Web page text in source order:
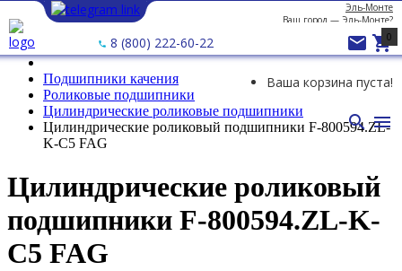
Эль-Монте
Ваш город — Эль-Монте?
8 (800) 222-60-22  
0
Ваша корзина пуста!
 
Подшипники качения
Роликовые подшипники
Цилиндрические роликовые подшипники
Цилиндрические роликовый подшипники F-800594.ZL-
K-C5 FAG
Цилиндрические роликовый
подшипники F-800594.ZL-K-
C5 FAG